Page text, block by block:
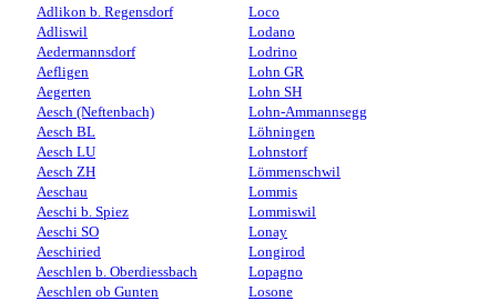
Adlikon b. Regensdorf
Adliswil
Aedermannsdorf
Aefligen
Aegerten
Aesch (Neftenbach)
Aesch BL
Aesch LU
Aesch ZH
Aeschau
Aeschi b. Spiez
Aeschi SO
Aeschiried
Aeschlen b. Oberdiessbach
Aeschlen ob Gunten
Loco
Lodano
Lodrino
Lohn GR
Lohn SH
Lohn-Ammannsegg
Löhningen
Lohnstorf
Lömmenschwil
Lommis
Lommiswil
Lonay
Longirod
Lopagno
Losone